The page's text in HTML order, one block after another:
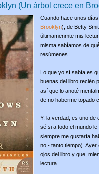
(Un árbol crece en
Cuando hace unos
Brooklyn), de Betty
últimamenmte mis
misma sabíamos de
resúmenes.
Lo que yo sí sabía es
buenas del libro recién
así que lo anoté
de no haberme topado
Y, la verdad, es uno de
sé si a todo el mundo
siempre me gustaría
no - tanto tiempo).
ojos del libro y que,
lectura.